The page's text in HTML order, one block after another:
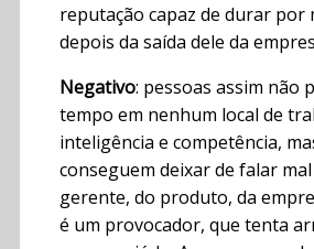
reputação capaz de durar por
depois da saída dele da
Negativo: pessoas assim não
tempo em nenhum local de
inteligência e competência,
conseguem deixar de falar
gerente, do produto, da
é um provocador, que tenta